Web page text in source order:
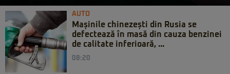
AUTO
Mașinile chinezești din Rusia se
defectează în masă din cauza benzinei
de calitate inferioară, ...
08:20